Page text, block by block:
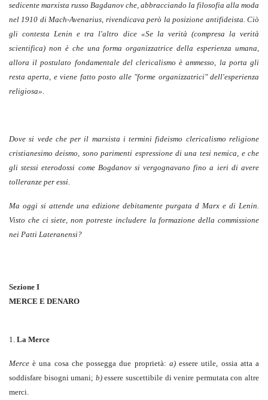
sedicente marxista russo Bagdanov che, abbracciando la filosofia alla moda
nel 1910 di Mach-Avenarius, rivendicava però la posizione antifideista. Ciò
gli contesta Lenin e tra l'altro dice «Se la verità (compresa la verità
scientifica) non è che una forma organizzatrice della esperienza umana,
allora il postulato fondamentale del clericalismo è ammesso, la porta gli
resta aperta, e viene fatto posto alle "forme organizzatrici" dell'esperienza
religiosa».
Dove si vede che per il marxista i termini fideismo clericalismo religione
cristianesimo deismo, sono parimenti espressione di una tesi nemica, e che
gli stessi eterodossi come Bogdanov si vergognavano fino a ieri di avere
tolleranze per essi.
Ma oggi si attende una edizione debitamente purgata d Marx e di Lenin.
Visto che ci siete, non potreste includere la formazione della commissione
nei Patti Lateranensi?
Sezione I
MERCE E DENARO
1. La Merce
Merce è una cosa che possegga due proprietà: a)essere utile, ossia atta a
soddisfare bisogni umani; b)essere suscettibile di venire permutata con altre
merci.